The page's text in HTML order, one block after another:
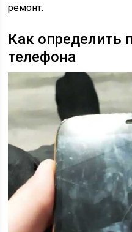
ремонт.
Как определить
телефона